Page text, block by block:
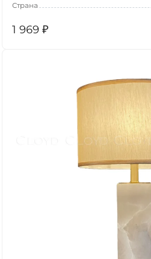
Страна
1 969 ₽